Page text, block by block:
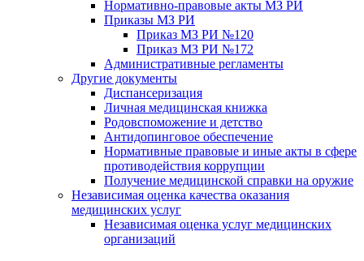
Нормативно-правовые акты МЗ РИ
Приказы МЗ РИ
Приказ МЗ РИ №120
Приказ МЗ РИ №172
Административные регламенты
Другие документы
Диспансеризация
Личная медицинская книжка
Родовспоможение и детство
Антидопинговое обеспечение
Нормативные правовые и иные акты в сфере
противодействия коррупции
Получение медицинской справки на оружие
Независимая оценка качества оказания
медицинских услуг
Независимая оценка услуг медицинскиx
организаций